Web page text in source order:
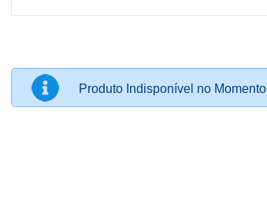
Produto Indisponível no Momento